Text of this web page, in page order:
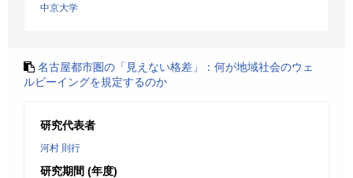
中京大学
名古屋都市圏の「見えない格差」：何が地域社会のウェ
ルビーイングを規定するのか
研究代表者
河村 則行
研究期間 (年度)